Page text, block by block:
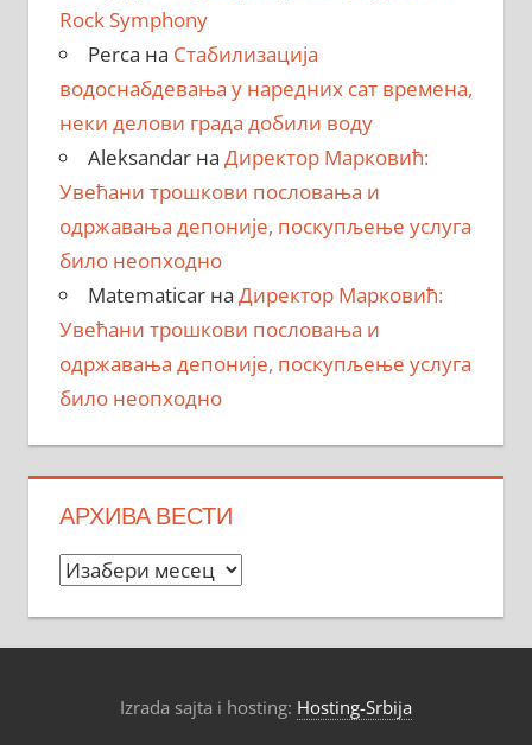
Rock Symphony
Perca на Стабилизација
водоснабдевања у наредних сат времена,
неки делови града добили воду
Aleksandarна Директор Марковић:
Увећани трошкови пословања и
одржавања депоније, поскупљење услуга
било неопходно
Matematicarна Директор Марковић:
Увећани трошкови пословања и
одржавања депоније, поскупљење услуга
било неопходно
АРХИВА ВЕСТИ
Архива
Izrada sajta i hosting: Hosting-Srbija